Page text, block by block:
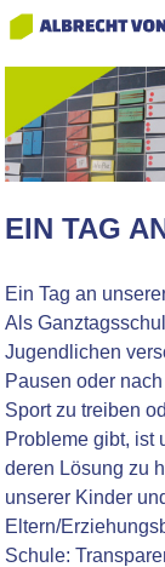
EIN TAG
Ein Tag an
Als
Jugendlichen
Pausen oder
Sport zu treiben
Probleme gibt, ist
deren Lösung zu
unserer Kinder
Eltern/
Schule: